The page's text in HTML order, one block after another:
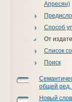
Апресян)
Способ
От
Список
Поиск
общей
Новый